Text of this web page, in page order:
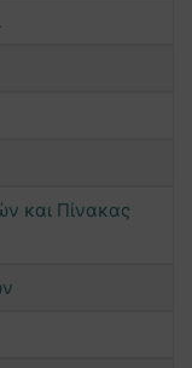
και Πίνακας